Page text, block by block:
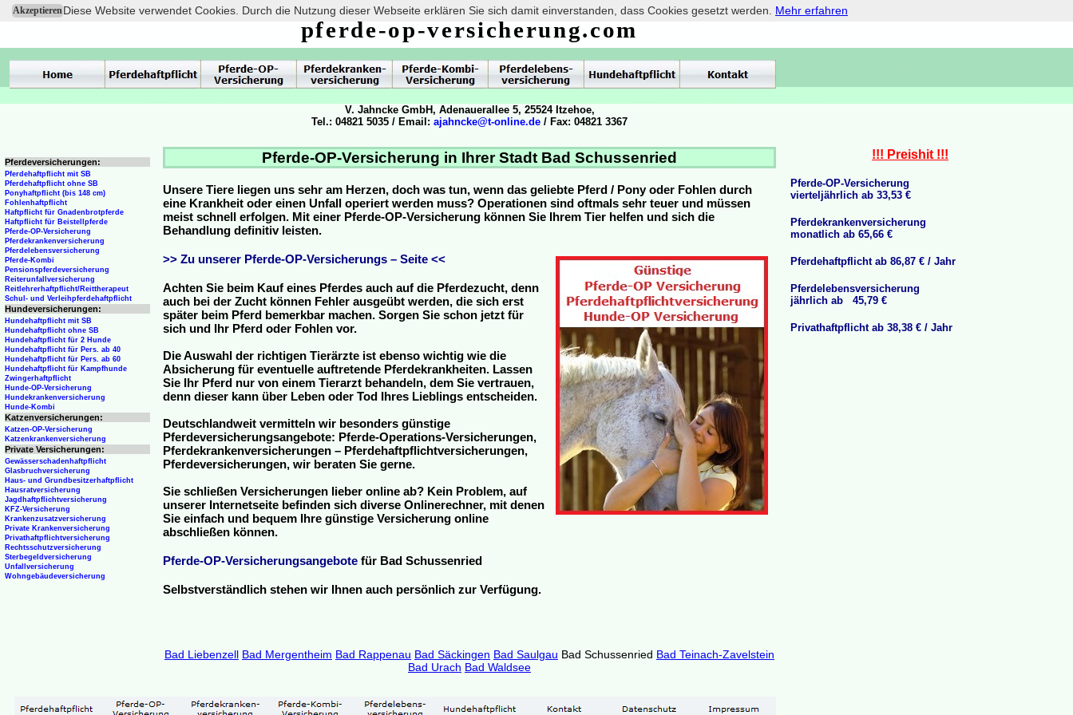
AkzeptierenDiese Website verwendet Cookies. Durch die Nutzung dieser Webseite erklären Sie sich damit einverstanden, dass Cookies gesetzt werden. Mehr erfahren
Pferde-OP-Versicherung in Ihrer Stadt Bad Schussenried
Unsere Tiere liegen uns sehr am Herzen, doch was tun, wenn das geliebte Pferd / Pony oder Fohlen durch
eine Krankheit oder einen Unfall operiert werden muss? Operationen sind oftmals sehr teuer und müssen
meist schnell erfolgen. Mit einer Pferde-OP-Versicherung können Sie Ihrem Tier helfen und sich die
Behandlung definitiv leisten.
>> Zu unserer Pferde-OP-Versicherungs – Seite <<
Achten Sie beim Kauf eines Pferdes auch auf die Pferdezucht, denn
auch bei der Zucht können Fehler ausgeübt werden, die sich erst
später beim Pferd bemerkbar machen. Sorgen Sie schon jetzt für
sich und Ihr Pferd oder Fohlen vor.
Die Auswahl der richtigen Tierärzte ist ebenso wichtig wie die
Absicherung für eventuelle auftretende Pferdekrankheiten. Lassen
Sie Ihr Pferd nur von einem Tierarzt behandeln, dem Sie vertrauen,
denn dieser kann über Leben oder Tod Ihres Lieblings entscheiden.
Deutschlandweit vermitteln wir besonders günstige
Pferdeversicherungsangebote: Pferde-Operations-Versicherungen,
Pferdekrankenversicherungen – Pferdehaftpflichtversicherungen,
Pferdeversicherungen, wir beraten Sie gerne.
Sie schließen Versicherungen lieber online ab? Kein Problem, auf
unserer Internetseite befinden sich diverse Onlinerechner, mit denen
Sie einfach und bequem Ihre günstige Versicherung online
abschließen können.
Pferde-OP-Versicherungsangebote für Bad Schussenried
Selbstverständlich stehen wir Ihnen auch persönlich zur Verfügung.
pferde-op-versicherung.com
!!! Preishit !!!
Pferde-OP-Versicherung
vierteljährlich ab 33,53 €
Pferdekrankenversicherung
monatlich ab 65,66 €
Pferdehaftpflicht ab 86,87 € / Jahr
Pferdelebensversicherung
jährlich ab 45,79 €
Privathaftpflicht ab 38,38 € / Jahr
Pferdeversicherungen:
Pferdehaftpflicht mit SB
Pferdehaftpflicht ohne SB
Ponyhaftpflicht (bis 148 cm)
Fohlenhaftpflicht
Haftpflicht für Gnadenbrotpferde
Haftpflicht für Beistellpferde
Pferde-OP-Versicherung
Pferdekrankenversicherung
Pferdelebensversicherung
Pferde-Kombi
Pensionspferdeversicherung
Reiterunfallversicherung
Reitlehrerhaftpflicht/Reittherapeut
Schul- und Verleihpferdehaftpflicht
Hundeversicherungen:
Hundehaftpflicht mit SB
Hundehaftpflicht ohne SB
Hundehaftpflicht für 2 Hunde
Hundehaftpflicht für Pers. ab 40
Hundehaftpflicht für Pers. ab 60
Hundehaftpflicht für Kampfhunde
Zwingerhaftpflicht
Hunde-OP-Versicherung
Hundekrankenversicherung
Hunde-Kombi
Katzenversicherungen:
Katzen-OP-Versicherung
Katzenkrankenversicherung
Private Versicherungen:
Gewässerschadenhaftpflicht
Glasbruchversicherung
Haus- und Grundbesitzerhaftpflicht
Hausratversicherung
Jagdhaftpflichtversicherung
KFZ-Versicherung
Krankenzusatzversicherung
Private Krankenversicherung
Privathaftpflichtversicherung
Rechtsschutzversicherung
Sterbegeldversicherung
Unfallversicherung
Wohngebäudeversicherung
V. Jahncke GmbH, Adenauerallee 5, 25524 Itzehoe,
Tel.: 04821 5035 / Email: ajahncke@t-online.de / Fax: 04821 3367
Bad Liebenzell Bad Mergentheim Bad Rappenau Bad Säckingen Bad Saulgau Bad Schussenried Bad Teinach-Zavelstein
Bad Urach Bad Waldsee